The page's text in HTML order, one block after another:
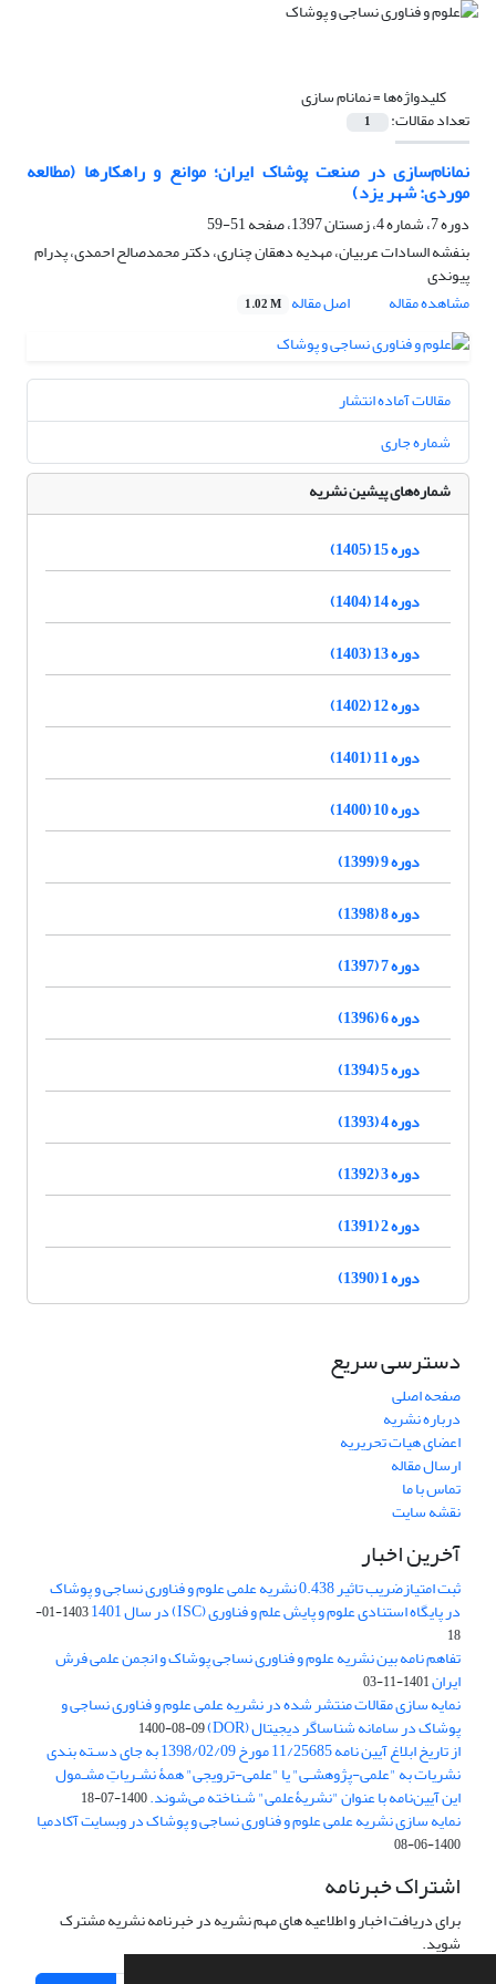
کلیدواژه‌ها =نمانام سازی
تعداد مقالات: 1
نمانام‌سازی در صنعت پوشاک ایران؛ موانع و راهکارها (مطالعه
موردی: شهر یزد)
دوره 7، شماره 4، زمستان 1397، صفحه
51-59
بنفشه السادات عربیان، مهدیه دهقان چناری، دکتر محمدصالح احمدی، پدرام
پیوندی
مشاهده مقاله
اصل مقاله 1.02 M
مقالات آماده انتشار
شماره جاری
شماره‌های پیشین نشریه
دوره 15 (1405)
دوره 14 (1404)
دوره 13 (1403)
دوره 12 (1402)
دوره 11 (1401)
دوره 10 (1400)
دوره 9 (1399)
دوره 8 (1398)
دوره 7 (1397)
دوره 6 (1396)
دوره 5 (1394)
دوره 4 (1393)
دوره 3 (1392)
دوره 2 (1391)
دوره 1 (1390)
دسترسی سریع
صفحه اصلی
درباره نشریه
اعضای هیات تحریریه
ارسال مقاله
تماس با ما
نقشه سایت
آخرین اخبار
ثبت امتیازضریب تاثیر 0.438 نشریه علمی علوم و فناوری نساجی و پوشاک
در پایگاه استنادی علوم و پایش علم و فناوری (ISC) در سال 1401
1403-01-
18
تفاهم نامه بین نشریه علوم و فناوری نساجی پوشاک و انجمن علمی فرش
ایران1401-11-03
نمایه سازی مقالات منتشر شده در نشریه علمی علوم و فناوری نساجی و
پوشاک در سامانه شناساگر دیجیتال (DOR) 1400-08-09
از تاریخ ابلاغ آیین نامه 11/25685 مورخ 1398/02/09 به جای دسـته بندی
نشریات به "علمی-پژوهشـی" یا "علمی-ترویجی" همۀ نشـریاتِ مشـمول
این آیین‌نامه با عنوان "نشریۀعلمی" شـناخته می‌شوند.1400-07-18
نمایه سازی نشریه علمی علوم و فناوری نساجی و پوشاک در وبسایت آکادمیا
1400-06-08
اشتراک خبرنامه
برای دریافت اخبار و اطلاعیه های مهم نشریه در خبرنامه نشریه مشترک
شوید.